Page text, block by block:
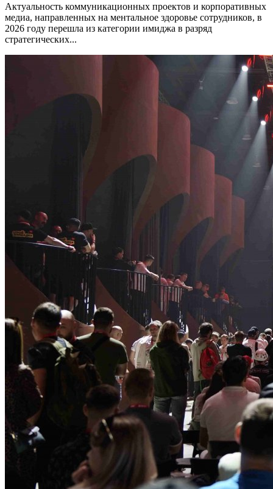
Актуальность коммуникационных проектов и корпоративных
медиа, направленных на ментальное здоровье сотрудников, в
2026 году перешла из категории имиджа в разряд
стратегических...